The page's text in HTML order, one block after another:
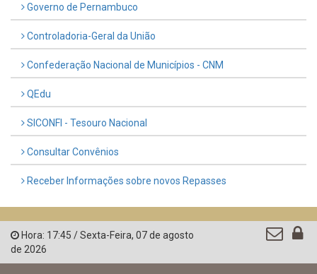
Governo de Pernambuco
Controladoria-Geral da União
Confederação Nacional de Municípios - CNM
QEdu
SICONFI - Tesouro Nacional
Consultar Convênios
Receber Informações sobre novos Repasses
Hora: 17:45 /Sexta-Feira, 07 de agosto
de 2026